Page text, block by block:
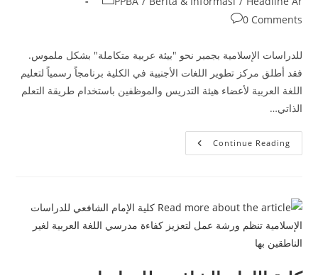
category:
Post
0 Comments
للدراسات الإسلامية بجمبر نحو "بيئة عربية متكاملة" بشكل ملموس.
فقد أطلق مركز تطوير اللغات الأجنبية في الكلية برنامجاً رسمياً لتعليم
اللغة العربية لأعضاء هيئة التدريس والموظفين باستخدام طريقة التعلم
الذاتي…
Continue Readingكلية
الإمام
بيئة
عربية
متكاملة